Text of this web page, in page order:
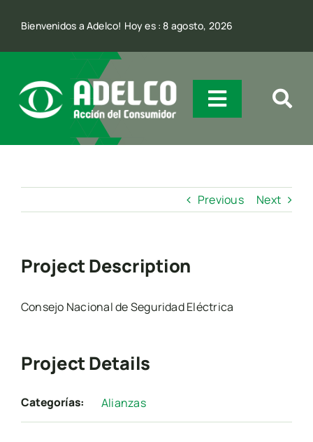
content
Bienvenidos a Adelco! Hoy es : 8 agosto, 2026
Toggle
Navigation
Incidencia
Comunicación
Contacto
Previous Next
Project Description
Consejo Nacional de Seguridad Eléctrica
Project Details
Categorías: Alianzas